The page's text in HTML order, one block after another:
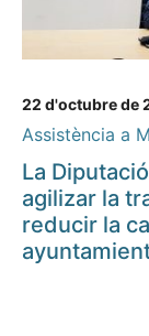
22 d'octubre de
Assistència a
La
agilizar la
reducir la